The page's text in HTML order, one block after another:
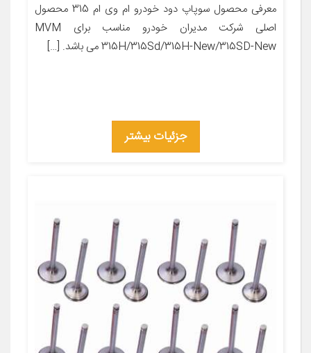
معرفی محصول سوپاپ دود خودرو ام وی ام 315 محصول
اصلی شرکت مدیران خودرو مناسب برای MVM
315H/315Sd/315H-New/315SD-New می باشد. […]
جزئیات بیشتر